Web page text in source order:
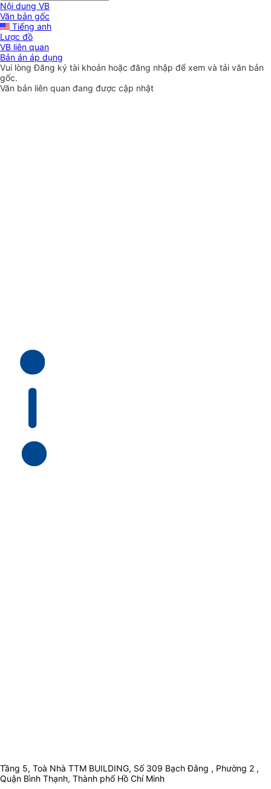
Nội dung VB
Văn bản gốc
Tiếng anh
Lược đồ
VB liên quan
Bản án áp dụng
Vui lòngĐăng ký tài khoản hoặc đăng nhập để xem và tải văn bản
gốc.
Văn bản liên quan đang được cập nhật
Tầng 5, Toà Nhà TTM BUILDING, Số 309 Bạch Đằng , Phường 2 ,
Quận Bình Thạnh, Thành phố Hồ Chí Minh